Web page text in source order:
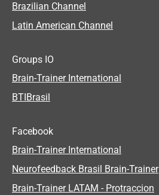
Brazilian Channel
Latin American Channel
Groups IO
Brain-Trainer International
BTIBrasil
Facebook
Brain-Trainer International
Neurofeedback Brasil Brain-Trainer
Brain-Trainer LATAM - Protraccion